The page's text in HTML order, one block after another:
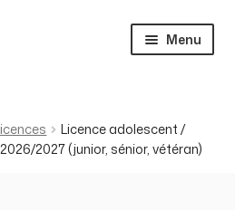
Menu
Licence adolescent /
2027 (junior, sénior, vétéran)